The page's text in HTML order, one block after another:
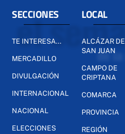
SECCIONES
TE INTERESA...
MERCADILLO
DIVULGACIÓN
INTERNACIONAL
NACIONAL
ELECCIONES
LOCAL
ALCÁZAR DE
SAN JUAN
CAMPO DE
CRIPTANA
COMARCA
PROVINCIA
REGIÓN